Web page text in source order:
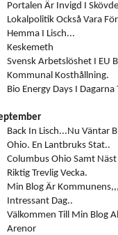
Portalen Är Invigd I
Lokalpolitik Också Vara
Hemma I Lisch...
Keskemeth
Svensk Arbetslöshet I EU
Kommunal Kosthållning.
Bio Energy Days I
Back In Lisch...Nu Väntar
Ohio. En Lantbruks Stat..
Columbus Ohio Samt
Riktig Trevlig Vecka.
Min Blog Är
Intressant Dag..
Välkommen Till Min Blog
Arenor